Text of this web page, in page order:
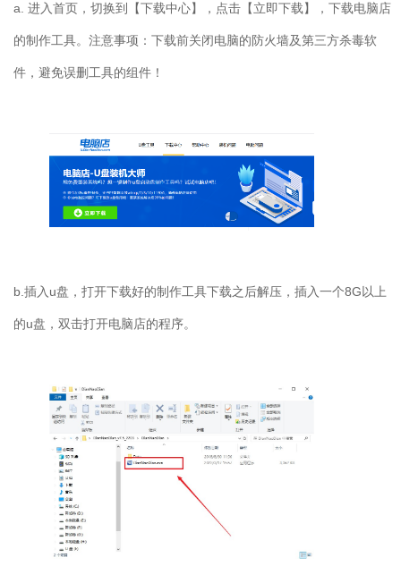
a. 进入首页，切换到【下载中心】，点击【立即下载】，下载电脑店
的制作工具。注意事项：下载前关闭电脑的防火墙及第三方杀毒软
件，避免误删工具的组件！
b.插入u盘，打开下载好的制作工具下载之后解压，插入一个8G以上
的u盘，双击打开电脑店的程序。